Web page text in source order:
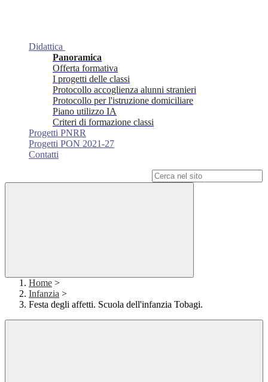
Didattica
Panoramica
Offerta formativa
I progetti delle classi
Protocollo accoglienza alunni stranieri
Protocollo per l'istruzione domiciliare
Piano utilizzo IA
Criteri di formazione classi
Progetti PNRR
Progetti PON 2021-27
Contatti
Home >
Infanzia >
Festa degli affetti. Scuola dell'infanzia Tobagi.